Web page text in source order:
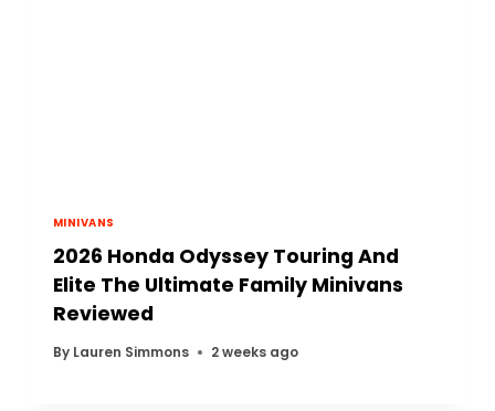
MINIVANS
2026 Honda Odyssey Touring And
Elite The Ultimate Family Minivans
Reviewed
By Lauren Simmons 2 weeks ago